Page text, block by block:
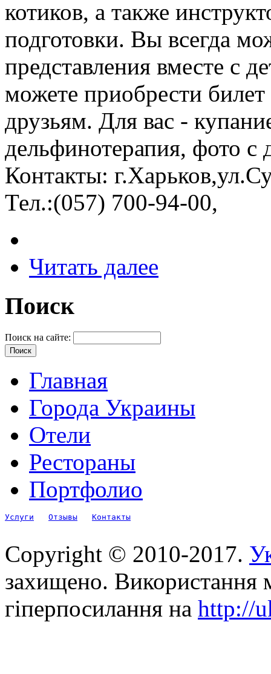
котиков, а также
подготовки. Вы всегда
представления вместе с
можете приобрести
друзьям. Для вас -
дельфинотерапия, фото с
Контакты:
Тел.:(057) 700-94-00,
Читать далее
Поиск
Поиск на сайте:
Главная
Города Украины
Отели
Рестораны
Портфолио
Услуги Отзывы Контакты
Copyright © 2010-2017.
захищено. Використання
гіперпосилання на http://